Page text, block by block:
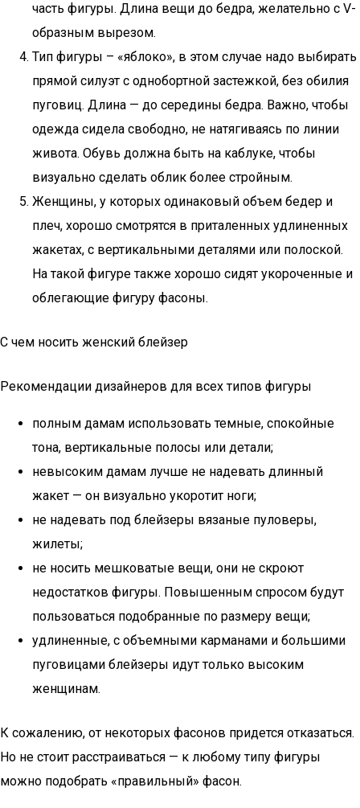
часть фигуры. Длина вещи до бедра, желательно с V-
образным вырезом.
Тип фигуры – «яблоко», в этом случае надо выбирать
прямой силуэт с однобортной застежкой, без обилия
пуговиц. Длина — до середины бедра. Важно, чтобы
одежда сидела свободно, не натягиваясь по линии
живота. Обувь должна быть на каблуке, чтобы
визуально сделать облик более стройным.
Женщины, у которых одинаковый объем бедер и
плеч, хорошо смотрятся в приталенных удлиненных
жакетах, с вертикальными деталями или полоской.
На такой фигуре также хорошо сидят укороченные и
облегающие фигуру фасоны.
С чем носить женский блейзер
Рекомендации дизайнеров для всех типов фигуры
полным дамам использовать темные, спокойные
тона, вертикальные полосы или детали;
невысоким дамам лучше не надевать длинный
жакет — он визуально укоротит ноги;
не надевать под блейзеры вязаные пуловеры,
жилеты;
не носить мешковатые вещи, они не скроют
недостатков фигуры. Повышенным спросом будут
пользоваться подобранные по размеру вещи;
удлиненные, с объемными карманами и большими
пуговицами блейзеры идут только высоким
женщинам.
К сожалению, от некоторых фасонов придется отказаться.
Но не стоит расстраиваться — к любому типу фигуры
можно подобрать «правильный» фасон.